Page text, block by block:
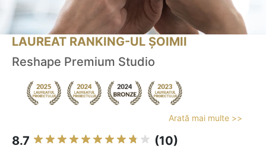
LAUREAT RANKING-UL ȘOIMII
Reshape Premium Studio
Arată mai multe >>
8.7 (10)